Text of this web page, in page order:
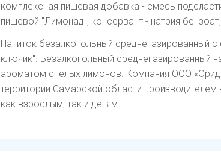
комплексная пищевая добавка - смесь
пищевой "Лимонад", консервант - натрия
Напиток безалкогольный среднегазированный
ключик". Безалкогольный среднегазированный
ароматом спелых лимонов. Компания ООО
территории Самарской области
как взрослым, так и детям.